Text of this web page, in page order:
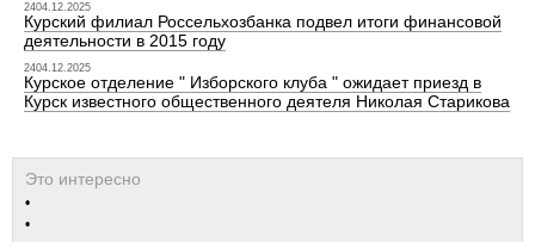
2404.12.2025
Курский филиал Россельхозбанка подвел итоги финансовой
деятельности в 2015 году
2404.12.2025
Курское отделение " Изборского клуба " ожидает приезд в
Курск известного общественного деятеля Николая Старикова